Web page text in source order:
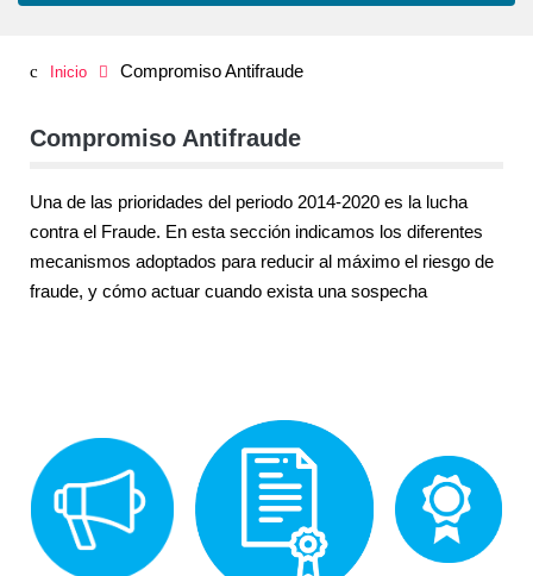
Inicio Compromiso Antifraude
Compromiso Antifraude
Una de las prioridades del periodo 2014-2020 es la lucha
contra el Fraude. En esta sección indicamos los diferentes
mecanismos adoptados para reducir al máximo el riesgo de
fraude, y cómo actuar cuando exista una sospecha